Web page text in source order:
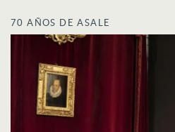
70 AÑOS DE ASALE